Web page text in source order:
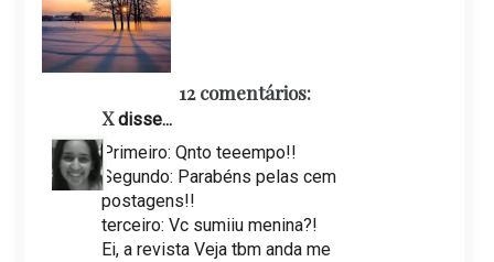
12 comentários:
Xdisse...
Primeiro: Qnto teeempo!!
Segundo: Parabéns pelas cem
postagens!!
terceiro: Vc sumiiu menina?!
Ei, a revista Veja tbm anda me